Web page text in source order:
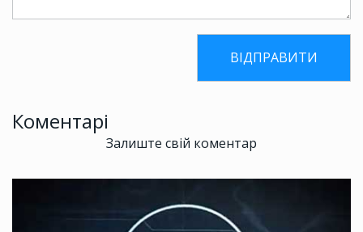
Коментарі
Залиште свій коментар